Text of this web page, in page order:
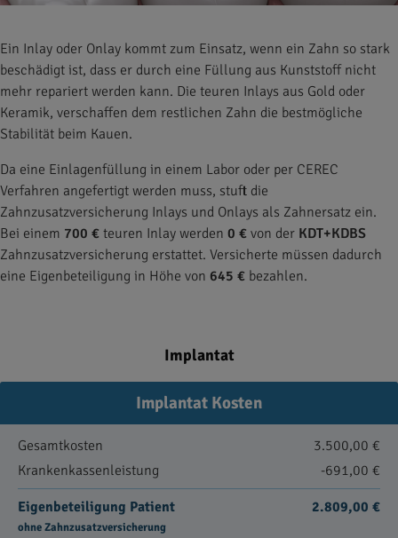
Ein Inlay oder Onlay kommt zum Einsatz, wenn ein Zahn so stark
beschädigt ist, dass er durch eine Füllung aus Kunststoff nicht
mehr repariert werden kann. Die teuren Inlays aus Gold oder
Keramik, verschaffen dem restlichen Zahn die bestmögliche
Stabilität beim Kauen.
Da eine Einlagenfüllung in einem Labor oder per CEREC
Verfahren angefertigt werden muss, stuft die
Zahnzusatzversicherung Inlays und Onlays als Zahnersatz ein.
Bei einem 700 € teuren Inlay werden 0 € von der KDT+KDBS
Zahnzusatzversicherung erstattet. Versicherte müssen dadurch
eine Eigenbeteiligung in Höhe von 645 € bezahlen.
Implantat
Implantat Kosten
Gesamtkosten
3.500,00 €
Krankenkassenleistung
-691,00 €
Eigenbeteiligung Patient
ohne Zahnzusatzversicherung
2.809,00 €